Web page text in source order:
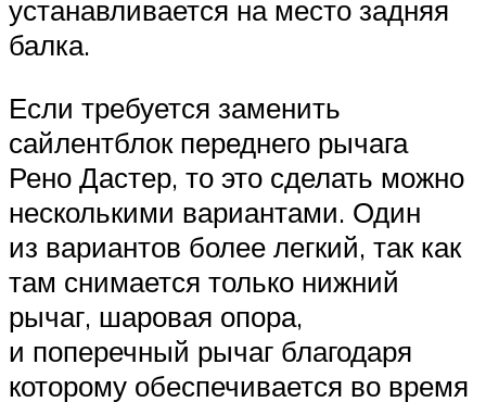
устанавливается на место задняя
балка.
Если требуется заменить
сайлентблок переднего рычага
Рено Дастер, то это сделать можно
несколькими вариантами. Один
из вариантов более легкий, так как
там снимается только нижний
рычаг, шаровая опора,
и поперечный рычаг благодаря
которому обеспечивается во время